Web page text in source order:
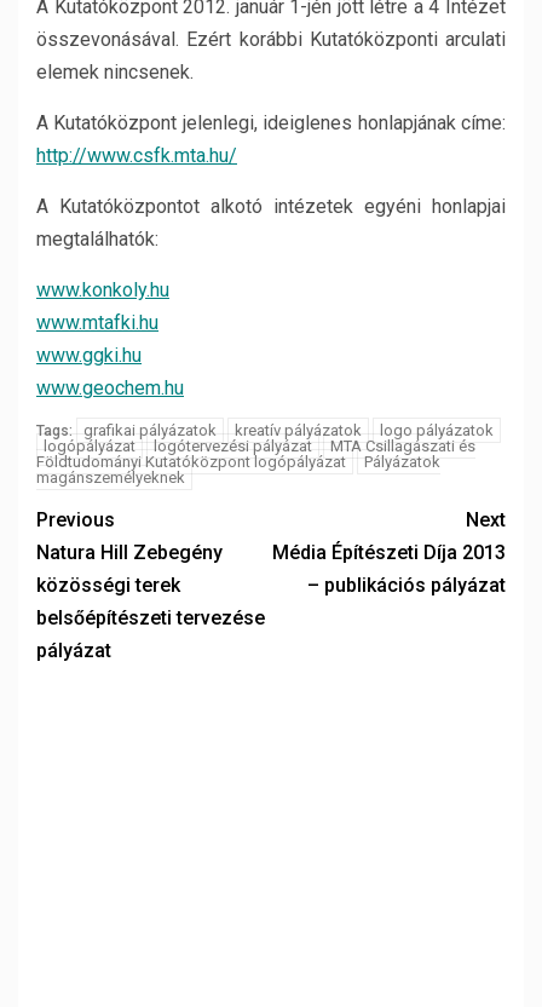
A Kutatóközpont 2012. január 1-jén jött létre a 4 Intézet
összevonásával. Ezért korábbi Kutatóközponti arculati
elemek nincsenek.
A Kutatóközpont jelenlegi, ideiglenes honlapjának címe:
http://www.csfk.mta.hu/
A Kutatóközpontot alkotó intézetek egyéni honlapjai
megtalálhatók:
www.konkoly.hu
www.mtafki.hu
www.ggki.hu
www.geochem.hu
Tags: grafikai pályázatok kreatív pályázatok
logo pályázatok
logópályázat
logótervezési pályázat
MTA Csillagászati és
Földtudományi Kutatóközpont logópályázat
Pályázatok
magánszemélyeknek
Previous
Natura Hill Zebegény
közösségi terek
belsőépítészeti tervezése
pályázat
Next
Média Építészeti Díja 2013
– publikációs pályázat